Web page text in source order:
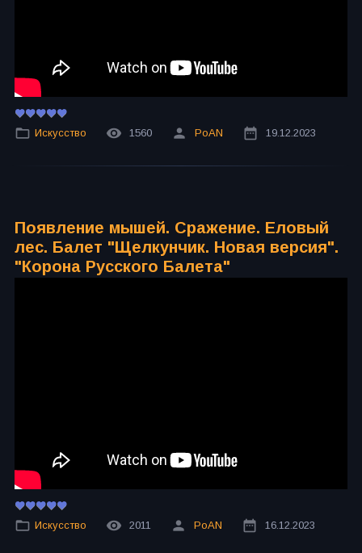
Искусство 1560 PoAN 19.12.2023
Появление мышей. Сражение. Еловый
лес. Балет "Щелкунчик. Новая версия".
"Корона Русского Балета"
Искусство 2011 PoAN 16.12.2023